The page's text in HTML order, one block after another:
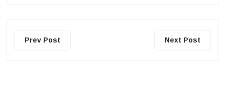
Prev Post Next Post